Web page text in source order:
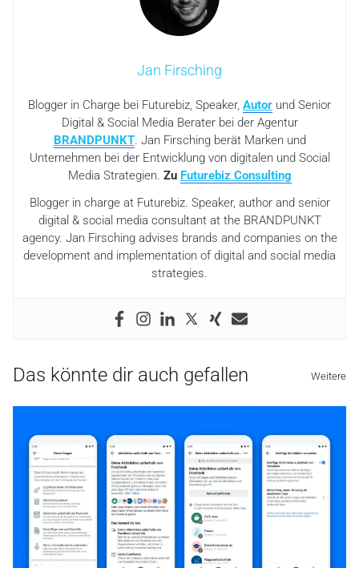
Jan Firsching
Blogger in Charge bei Futurebiz, Speaker, Autor und Senior
Digital & Social Media Berater bei der Agentur
BRANDPUNKT. Jan Firsching berät Marken und
Unternehmen bei der Entwicklung von digitalen und Social
Media Strategien. Zu Futurebiz Consulting
Blogger in charge at Futurebiz. Speaker, author and senior
digital & social media consultant at the BRANDPUNKT
agency. Jan Firsching advises brands and companies on the
development and implementation of digital and social media
strategies.
Das könnte dir auch gefallen Weitere